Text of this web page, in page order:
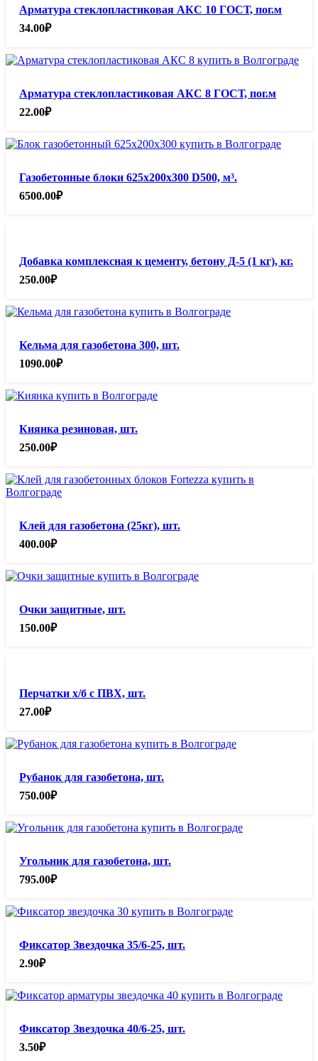
Арматура стеклопластиковая АКС 10 ГОСТ, пог.м
34.00₽
Арматура стеклопластиковая АКС 8 ГОСТ, пог.м
22.00₽
Газобетонные блоки 625х200х300 D500, м³.
6500.00₽
Добавка комплексная к цементу, бетону Д-5 (1 кг), кг.
250.00₽
Кельма для газобетона 300, шт.
1090.00₽
Киянка резиновая, шт.
250.00₽
Клей для газобетона (25кг), шт.
400.00₽
Очки защитные, шт.
150.00₽
Перчатки х/б с ПВХ, шт.
27.00₽
Рубанок для газобетона, шт.
750.00₽
Угольник для газобетона, шт.
795.00₽
Фиксатор Звездочка 35/6-25, шт.
2.90₽
Фиксатор Звездочка 40/6-25, шт.
3.50₽